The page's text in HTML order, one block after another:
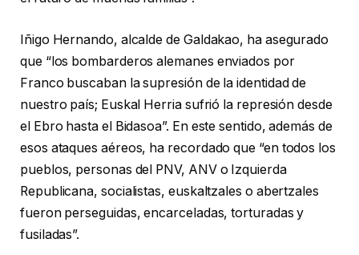
Iñigo Hernando, alcalde de Galdakao, ha asegurado
que “los bombarderos alemanes enviados por
Franco buscaban la supresión de la identidad de
nuestro país; Euskal Herria sufrió la represión desde
el Ebro hasta el Bidasoa”. En este sentido, además de
esos ataques aéreos, ha recordado que “en todos los
pueblos, personas del PNV, ANV o Izquierda
Republicana, socialistas, euskaltzales o abertzales
fueron perseguidas, encarceladas, torturadas y
fusiladas”.